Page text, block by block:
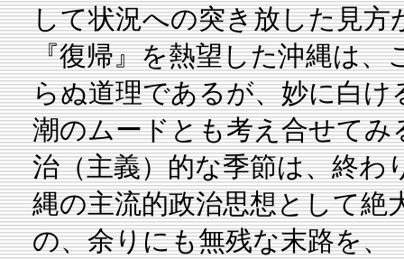
して状況への突き放した見
『復帰』を熱望した沖縄は、
らぬ道理であるが、妙に白け
潮のムードとも考え合せて
治（主義）的な季節は、終わ
縄の主流的政治思想として絶
の、余りにも無残な末路を、